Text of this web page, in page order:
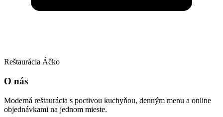
Reštaurácia Áčko
O nás
Moderná reštaurácia s poctivou kuchyňou, denným menu a online
objednávkami na jednom mieste.